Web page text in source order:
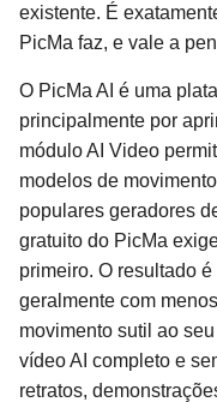
existente. É
PicMa faz, e vale a
O PicMa AI é uma
principalmente por
módulo AI Video
modelos de
populares geradores
gratuito do PicMa
primeiro. O resultado
geralmente com
movimento sutil ao
vídeo AI completo e
retratos,